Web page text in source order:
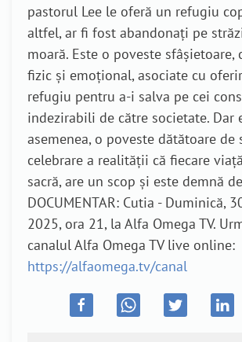
pastorul Lee le oferă un refugiu
altfel, ar fi fost abandonați pe
moară. Este o poveste sfâșietoare,
fizic și emoțional, asociate cu
refugiu pentru a-i salva pe cei
indezirabili de către societate. Dar
asemenea, o poveste dătătoare de
celebrare a realității că fiecare
sacră, are un scop și este demnă
DOCUMENTAR: Cutia - Duminică,
2025, ora 21, la Alfa Omega TV.
canalul Alfa Omega TV live online:
https://alfaomega.tv/canal